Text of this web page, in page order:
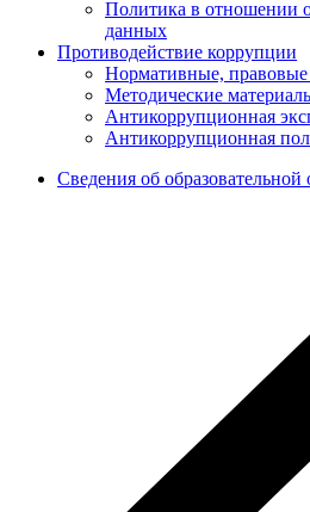
Политика в отношении
данных
Противодействие коррупции
Нормативные,
Методические
Антикоррупционная
Антикоррупционная
Сведения об образовательной